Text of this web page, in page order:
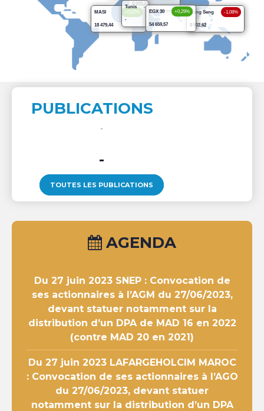
8 699,71
MASI +0,82%
18 479,44
Hang Seng -1,08%
8 902,62
Tunis -
-
EGX 30 +0,29%
54 659,57
PUBLICATIONS
-
TOUTES LES PUBLICATIONS
AGENDA
Du 27 juin 2023SNEP : Convocation de
ses actionnaires à l’AGM du 27/06/2023,
devant statuer notamment sur la
distribution d’un DPA de MAD 16 en 2022
(contre MAD 20 en 2021)
Du 27 juin 2023LAFARGEHOLCIM MAROC
: Convocation de ses actionnaires à l’AGO
du 27/06/2023, devant statuer
notamment sur la distribution d’un DPA